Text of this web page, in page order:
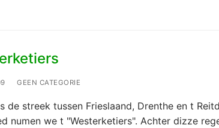
GEEN CATEGORIE
de streek tussen Frieslaand, Drenthe en t
numen we t "Westerketiers". Achter dizze